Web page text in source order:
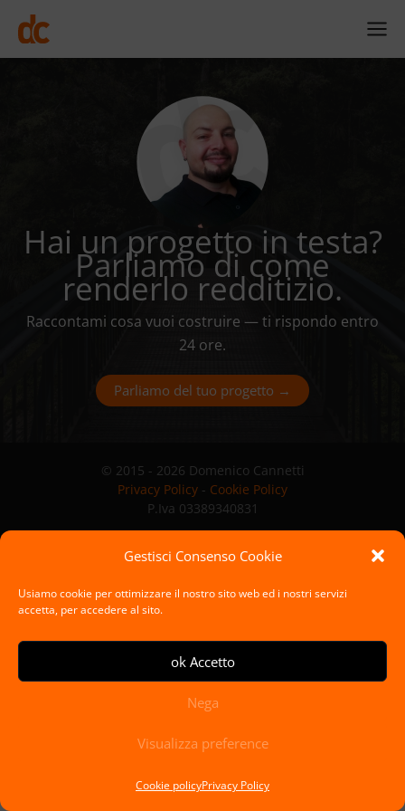
Gestisci Consenso Cookie
Usiamo cookie per ottimizzare il nostro sito web ed i nostri servizi
accetta, per accedere al sito.
ok Accetto
Nega
Visualizza preference
Cookie policyPrivacy Policy
contenuto
Hai un progetto in testa?
Parliamo di come
renderlo redditizio.
Raccontami cosa vuoi costruire — ti rispondo entro
24 ore.
Parliamo del tuo progetto →
© 2015 - 2026 Domenico Cannetti
Privacy Policy - Cookie Policy
P.Iva 03389340831